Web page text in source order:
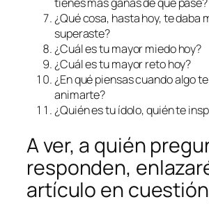
¿Qué cosa, hasta hoy, te daba
superaste?
¿Cuál es tu mayor miedo hoy?
¿Cuál es tu mayor reto hoy?
¿En qué piensas cuando algo
animarte?
¿Quién es tu ídolo, quién te
A ver, a quién
responden,
artículo en